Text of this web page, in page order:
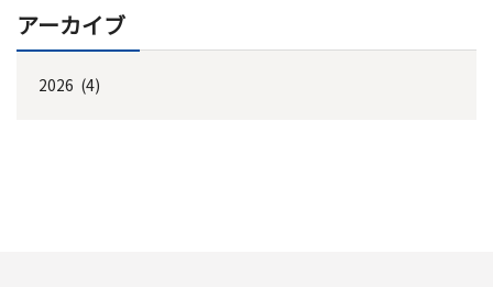
アーカイブ
2026 (4)